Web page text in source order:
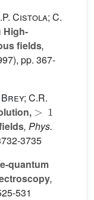
Cistola; C.
High-
fields,
pp. 367-
C.R.
>1
, Phys.
3735
quantum
,
531